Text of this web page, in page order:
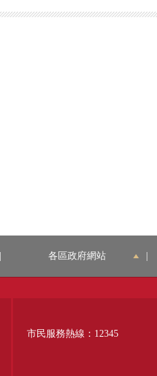
各區政府網站
市民服務熱線：12345